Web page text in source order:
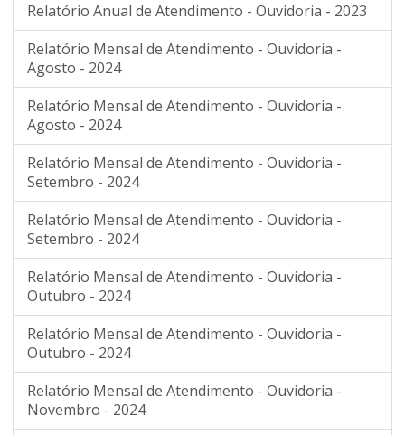
Relatório Anual de Atendimento - Ouvidoria - 2023
Relatório Mensal de Atendimento - Ouvidoria -
Agosto - 2024
Relatório Mensal de Atendimento - Ouvidoria -
Agosto - 2024
Relatório Mensal de Atendimento - Ouvidoria -
Setembro - 2024
Relatório Mensal de Atendimento - Ouvidoria -
Setembro - 2024
Relatório Mensal de Atendimento - Ouvidoria -
Outubro - 2024
Relatório Mensal de Atendimento - Ouvidoria -
Outubro - 2024
Relatório Mensal de Atendimento - Ouvidoria -
Novembro - 2024